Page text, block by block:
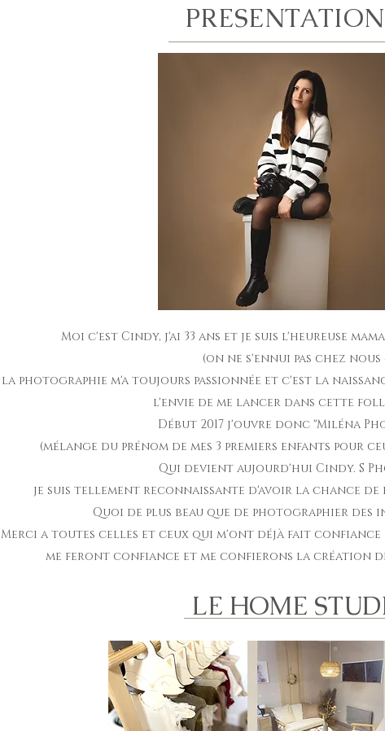
PRESENTATION
Moi c'est Cindy, j'ai 33 ans et je suis l'heureuse
(on ne s'ennui pas chez nous
la photographie m'a toujours passionnée et c'est la
l'envie de me lancer dans cette
Début 2017 j'ouvre donc "Miléna
(mélange du prénom de mes 3 premiers enfants pour
Qui devient aujourd'hui Cindy. S
je suis tellement reconnaissante d'avoir la chance de
Quoi de plus beau que de photographier des
Merci a toutes celles et ceux qui m'ont déjà fait confiance
me feront confiance et me confierons la création
LE HOME